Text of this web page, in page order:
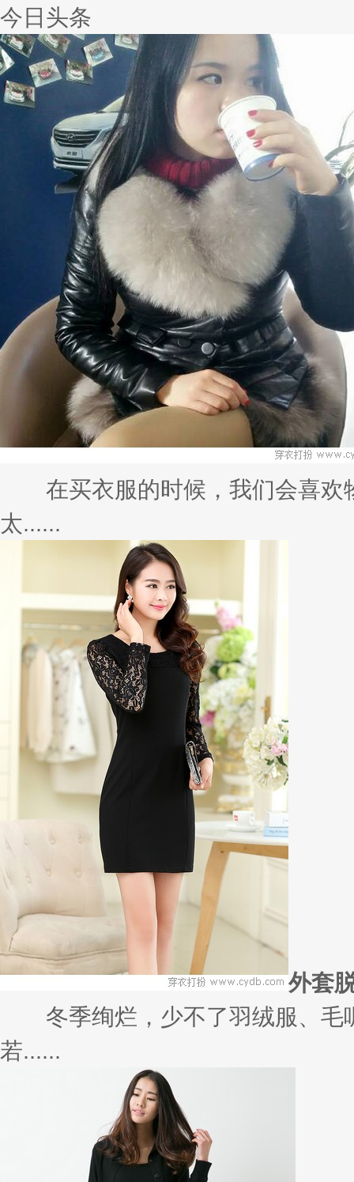
今日头条
在买衣服的时候，我们会喜欢
太......
外套
冬季绚烂，少不了羽绒服、毛
若......